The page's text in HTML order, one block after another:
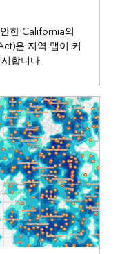
한 California의
은 지역 맵이 커
합니다.